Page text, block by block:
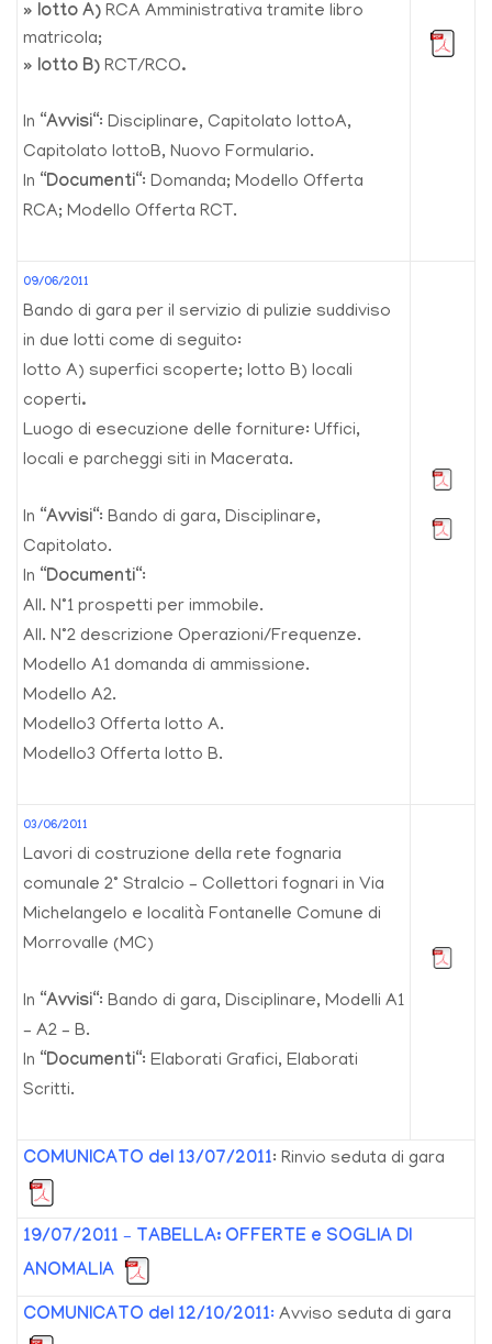
» lotto A) RCA Amministrativa tramite libro
matricola;
» lotto B) RCT/RCO.
In “Avvisi“: Disciplinare, Capitolato lottoA,
Capitolato lottoB, Nuovo Formulario.
In “Documenti“: Domanda; Modello Offerta
RCA; Modello Offerta RCT.
09/06/2011
Bando di gara per il servizio di pulizie suddiviso
in due lotti come di seguito:
lotto A) superfici scoperte; lotto B) locali
coperti.
Luogo di esecuzione delle forniture: Uffici,
locali e parcheggi siti in Macerata.
In “Avvisi“: Bando di gara, Disciplinare,
Capitolato.
In “Documenti“:
All. N°1 prospetti per immobile.
All. N°2 descrizione Operazioni/Frequenze.
Modello A1 domanda di ammissione.
Modello A2.
Modello3 Offerta lotto A.
Modello3 Offerta lotto B.
03/06/2011
Lavori di costruzione della rete fognaria
comunale 2° Stralcio – Collettori fognari in Via
Michelangelo e località Fontanelle Comune di
Morrovalle (MC)
In “Avvisi“: Bando di gara, Disciplinare, Modelli A1
– A2 – B.
In “Documenti“: Elaborati Grafici, Elaborati
Scritti.
COMUNICATO del 13/07/2011: Rinvio seduta di gara
19/07/2011 – TABELLA: OFFERTE e SOGLIA DI
ANOMALIA
COMUNICATO del 12/10/2011: Avviso seduta di gara